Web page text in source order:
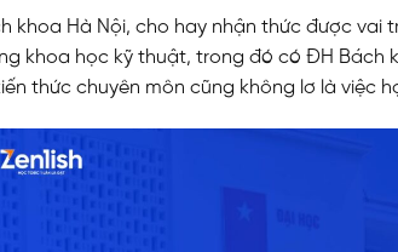
khoa Hà Nội, cho hay nhận thức được vai
khoa học kỹ thuật, trong đó có ĐH Bách
thức chuyên môn cũng không lơ là việc